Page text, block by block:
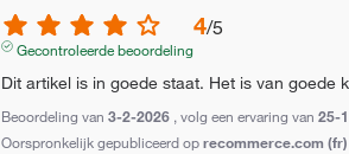
4/5
Gecontroleerde beoordeling
Dit artikel is in goede staat. Het is van goede
Beoordeling van3-2-2026 , volg een ervaring van25-
Oorspronkelijk gepubliceerd oprecommerce.com (fr)